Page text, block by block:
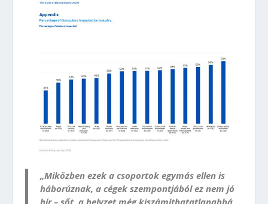
„Miközben ezek a csoportok egymás ellen is
háborúznak, a cégek szempontjából ez nem jó
hír – sőt, a helyzet még kiszámíthatatlanabbá